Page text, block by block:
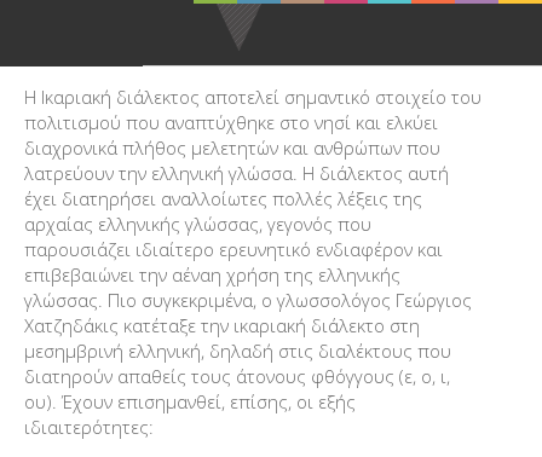
Η Ικαριακή διάλεκτος αποτελεί σημαντικό στοιχείο του
πολιτισμού που αναπτύχθηκε στο νησί και ελκύει
διαχρονικά πλήθος μελετητών και ανθρώπων που
λατρεύουν την ελληνική γλώσσα. Η διάλεκτος αυτή
έχει διατηρήσει αναλλοίωτες πολλές λέξεις της
αρχαίας ελληνικής γλώσσας, γεγονός που
παρουσιάζει ιδιαίτερο ερευνητικό ενδιαφέρον και
επιβεβαιώνει την αέναη χρήση της ελληνικής
γλώσσας. Πιο συγκεκριμένα, ο γλωσσολόγος Γεώργιος
Χατζηδάκις κατέταξε την ικαριακή διάλεκτο στη
μεσημβρινή ελληνική, δηλαδή στις διαλέκτους που
διατηρούν απαθείς τους άτονους φθόγγους (ε, ο, ι,
ου). Έχουν επισημανθεί, επίσης, οι εξής
ιδιαιτερότητες: